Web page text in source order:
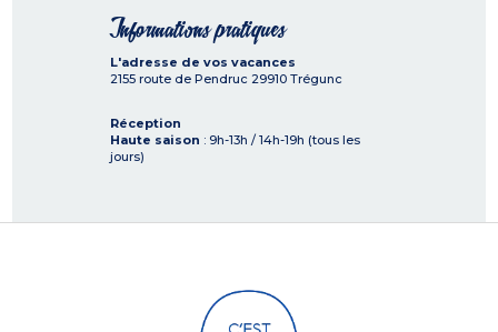
Informations pratiques
L'adresse de vos vacances
2155 route de Pendruc 29910 Trégunc
Réception
Haute saison : 9h-13h / 14h-19h (tous les
jours)